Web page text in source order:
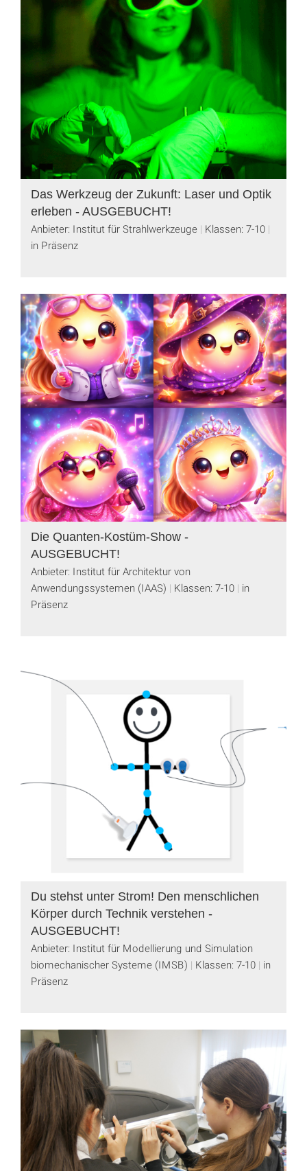
Das Werkzeug der Zukunft: Laser und Optik
erleben - AUSGEBUCHT!
Anbieter: Institut für Strahlwerkzeuge Klassen: 7-10
in Präsenz
Die Quanten-Kostüm-Show -
AUSGEBUCHT!
Anbieter: Institut für Architektur von
Anwendungssystemen (IAAS)
Klassen: 7-10 in
Präsenz
Du stehst unter Strom! Den menschlichen
Körper durch Technik verstehen -
AUSGEBUCHT!
Anbieter: Institut für Modellierung und Simulation
biomechanischer Systeme (IMSB)
Klassen: 7-10 in
Präsenz